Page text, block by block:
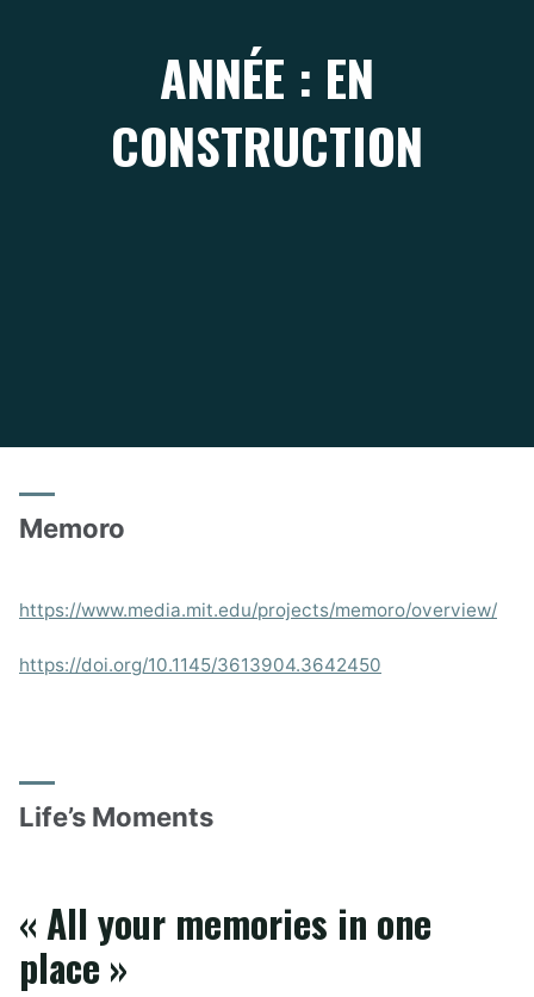
ANNÉE : EN
CONSTRUCTION
Memoro
https://www.media.mit.edu/projects/memoro/overview/
https://doi.org/10.1145/3613904.3642450
Life’s Moments
« All your memories in one
place »